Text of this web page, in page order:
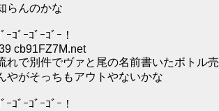
らんのかな
ｺﾞｰｺﾞｰｺﾞｰ！
cb91FZ7M.net
れで別件でヴァと尾の名前書いたボトル売
やがそっちもアウトやないかな
ｺﾞｰｺﾞｰｺﾞｰ！